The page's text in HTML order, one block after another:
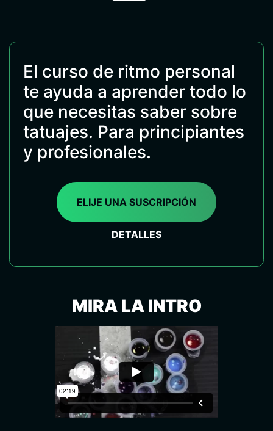
El curso de ritmo personal
te ayuda a aprender todo lo
que necesitas saber sobre
tatuajes. Para principiantes
y profesionales.
ELIJE UNA SUSCRIPCIÓN
DETALLES
MIRA LA INTRO